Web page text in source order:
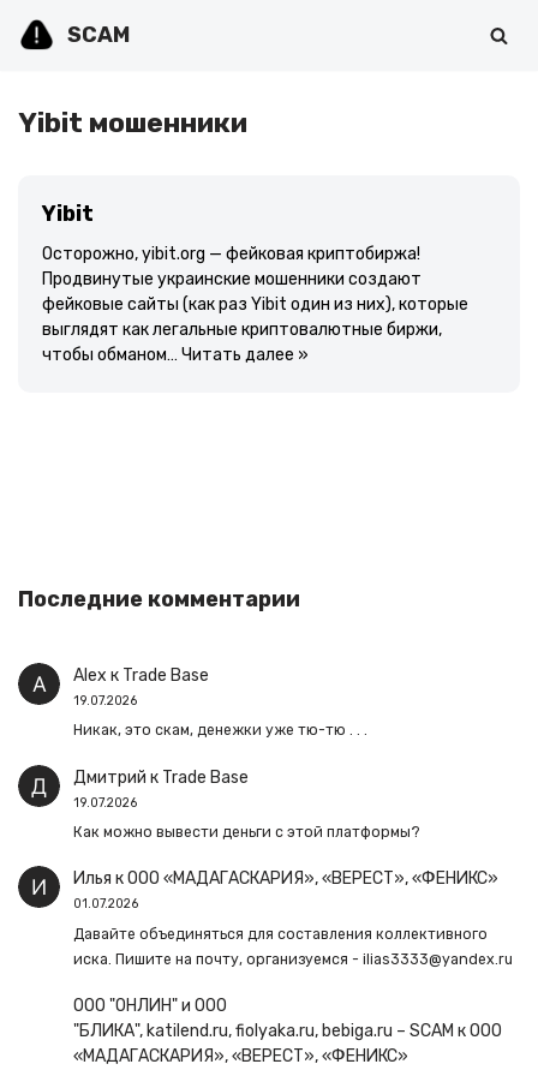
содержимому
SCAM
Yibit мошенники
Yibit
Осторожно, yibit.org — фейковая криптобиржа!
Продвинутые украинские мошенники создают
фейковые сайты (как раз Yibit один из них), которые
выглядят как легальные криптовалютные биржи,
чтобы обманом… Читать далее »
Последние комментарии
Alex к Trade Base
19.07.2026
Никак, это скам, денежки уже тю-тю . . .
Дмитрий к Trade Base
19.07.2026
Как можно вывести деньги с этой платформы?
Илья кООО «МАДАГАСКАРИЯ», «ВЕРЕСТ», «ФЕНИКС»
01.07.2026
Давайте объединяться для составления коллективного
иска. Пишите на почту, организуемся - ilias3333@yandex.ru
ООО "ОНЛИН" и ООО
"БЛИКА", katilend.ru, fiolyaka.ru, bebiga.ru – SCAM кООО
«МАДАГАСКАРИЯ», «ВЕРЕСТ», «ФЕНИКС»